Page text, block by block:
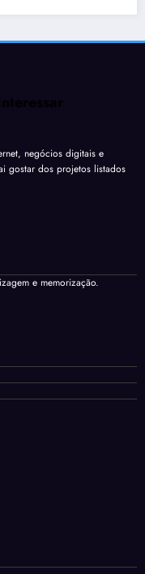
negócios digitais e
gostar dos projetos listados
e memorização.